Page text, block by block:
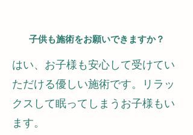
子供も施術をお願いできますか？
はい、お子様も安心して受けてい
ただける優しい施術です。リラッ
クスして眠ってしまうお子様もい
ます。